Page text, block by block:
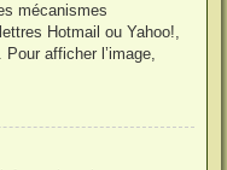
mécanismes
Hotmail ou Yahoo!,
afficher l’image,